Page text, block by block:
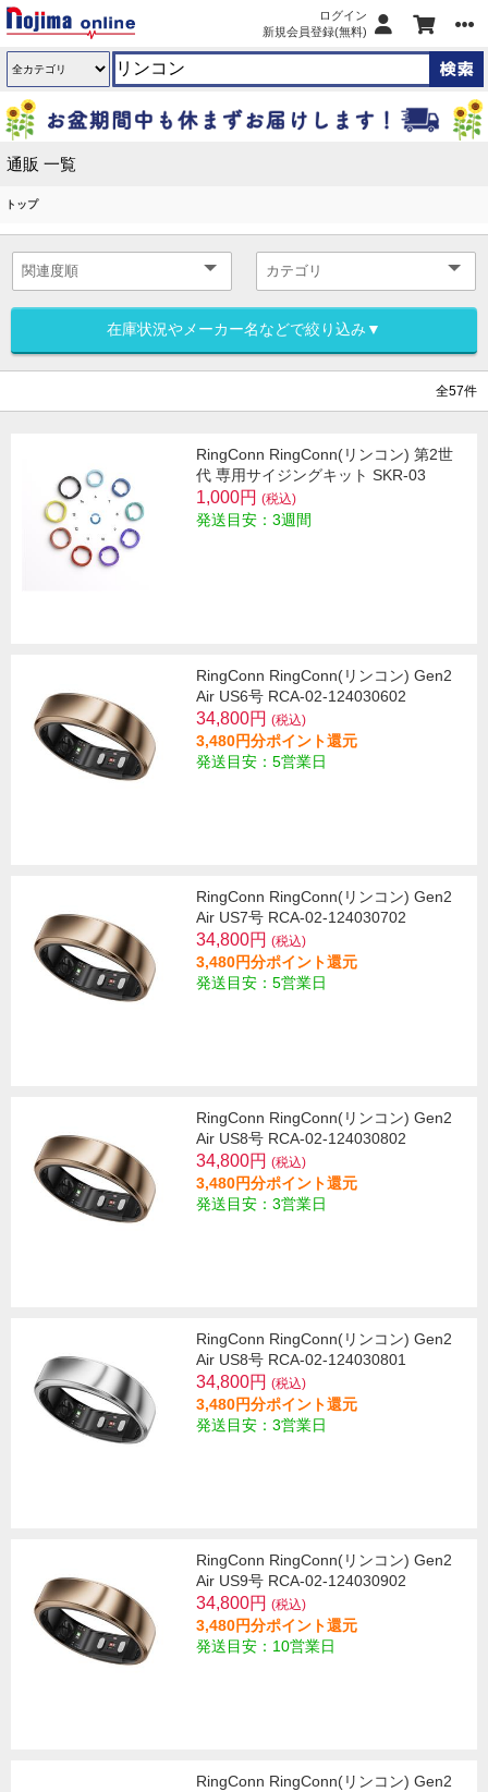
ログイン
新規会員登録(無料)
通販 一覧
トップ
在庫状況やメーカー名などで絞り込み▼
全57件
RingConn RingConn(リンコン) 第2世
代 専用サイジングキット SKR-03
1,000円 (税込)
発送目安：3週間
RingConn RingConn(リンコン) Gen2
Air US6号 RCA-02-124030602
34,800円 (税込)
3,480円分ポイント還元
発送目安：5営業日
RingConn RingConn(リンコン) Gen2
Air US7号 RCA-02-124030702
34,800円 (税込)
3,480円分ポイント還元
発送目安：5営業日
RingConn RingConn(リンコン) Gen2
Air US8号 RCA-02-124030802
34,800円 (税込)
3,480円分ポイント還元
発送目安：3営業日
RingConn RingConn(リンコン) Gen2
Air US8号 RCA-02-124030801
34,800円 (税込)
3,480円分ポイント還元
発送目安：3営業日
RingConn RingConn(リンコン) Gen2
Air US9号 RCA-02-124030902
34,800円 (税込)
3,480円分ポイント還元
発送目安：10営業日
RingConn RingConn(リンコン) Gen2